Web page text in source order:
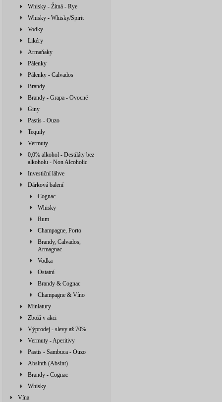
Whisky - Žitná - Rye
Whisky - Whisky/Spirit
Vodky
Likéry
Armaňaky
Pálenky
Pálenky - Calvados
Brandy
Brandy - Grapa - Ovocné
Giny
Pastis - Ouzo
Tequily
Vermuty
0,0% alkohol - Destiláty bez
alkoholu - Non Alcoholic
Investiční láhve
Dárková balení
Cognac
Whisky
Rum
Champagne, Porto
Brandy, Calvados,
Armagnac
Vodka
Ostatní
Brandy & Cognac
Champagne & Víno
Miniatury
Zboží v akci
Výprodej - slevy až 70%
Vermuty - Aperitivy
Pastis - Sambuca - Ouzo
Absinth (Absint)
Brandy - Cognac
Whisky
Vína